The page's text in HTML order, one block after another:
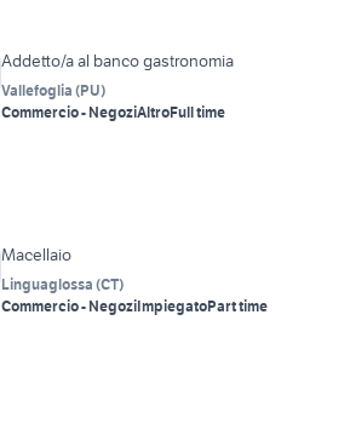
Addetto/a al banco gastronomia
Vallefoglia (PU)
Commercio - NegoziAltroFull time
Macellaio
Linguaglossa (CT)
Commercio - NegoziImpiegatoPart time